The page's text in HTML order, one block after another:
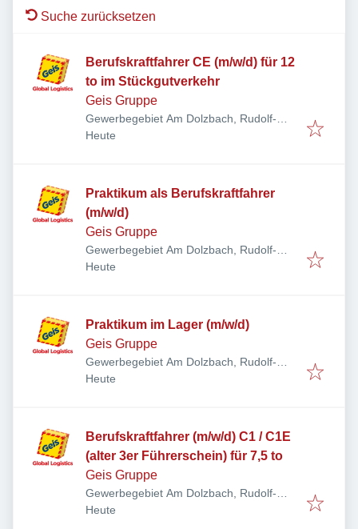
Suche zurücksetzen
Berufskraftfahrer CE (m/w/d) für 12
to im Stückgutverkehr
Geis Gruppe
Gewerbegebiet Am Dolzbach, Rudolf-
Diesel-Ring 24, 97616 Bad Neustadt an
Veröffentlicht
Heute
Praktikum als Berufskraftfahrer
(m/w/d)
Geis Gruppe
Gewerbegebiet Am Dolzbach, Rudolf-
Diesel-Ring 24, 97616 Bad Neustadt an
Veröffentlicht
Heute
Praktikum im Lager (m/w/d)
Geis Gruppe
Gewerbegebiet Am Dolzbach, Rudolf-
Diesel-Ring 24, 97616 Bad Neustadt an
Veröffentlicht
Heute
Berufskraftfahrer (m/w/d) C1 / C1E
(alter 3er Führerschein) für 7,5 to
Geis Gruppe
Gewerbegebiet Am Dolzbach, Rudolf-
Diesel-Ring 24, 97616 Bad Neustadt an
Veröffentlicht
Heute